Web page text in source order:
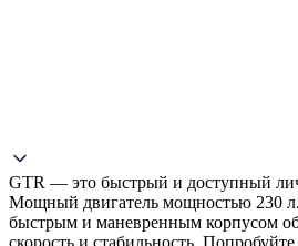
GTR — это быстрый и доступный
Мощный двигатель мощностью 230
быстрым и маневренным корпусом
скорость и стабильность.